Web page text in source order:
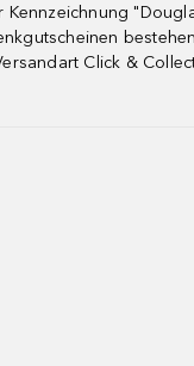
Kennzeichnung
Click &